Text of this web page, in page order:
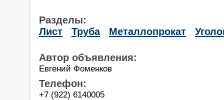
Разделы:
Лист
Труба Металлопрокат
Автор объявления:
Евгений Фоменков
Телефон:
+7 (922) 6140005